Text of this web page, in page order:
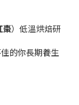
棗）低溫烘焙研
的你長期養生